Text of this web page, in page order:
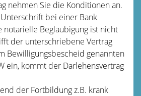
nehmen Sie die Konditionen an.
Unterschrift bei einer Bank
notarielle Beglaubigung ist nicht
der unterschriebene Vertrag
Bewilligungsbescheid genannten
ein, kommt der Darlehensvertrag
der Fortbildung z.B. krank